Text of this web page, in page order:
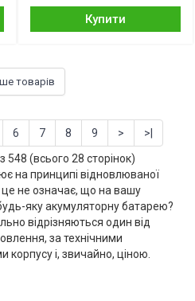
Купити
товарів
6 7 8 9 >
>|
548 (всього 28 сторінок)
на принципі відновлюваної
це не означає, що на вашу
яку акумуляторну батарею?
відрізняються один від
за технічними
корпусу і, звичайно, ціною.